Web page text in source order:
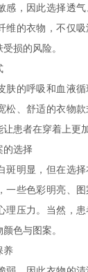
，因此选择透气
维的衣物，不仅
损的风险。
的呼吸和血液循
松、舒适的衣物
患者在穿着上更
选择
明显，但在选择
一些色彩明亮、
理压力。当然，
色与图案。
养